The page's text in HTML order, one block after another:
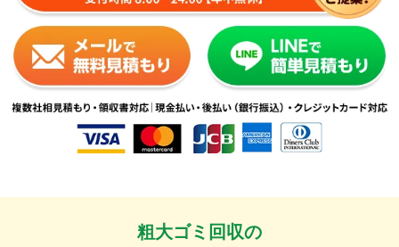
粗大ゴミ回収の